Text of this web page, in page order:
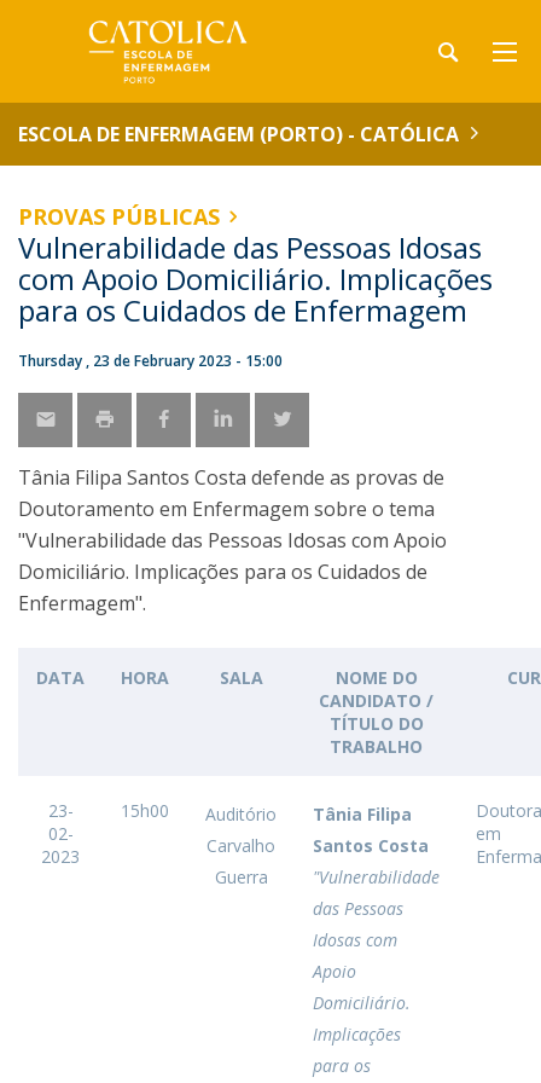
ESCOLA DE ENFERMAGEM (PORTO) - CATÓLICA
PROVAS PÚBLICAS
Vulnerabilidade das Pessoas Idosas
com Apoio Domiciliário. Implicações
para os Cuidados de Enfermagem
Thursday , 23 de February 2023 - 15:00
Tânia Filipa Santos Costa defende as provas de
Doutoramento em Enfermagem sobre o tema
"Vulnerabilidade das Pessoas Idosas com Apoio
Domiciliário. Implicações para os Cuidados de
Enfermagem".
DATA HORA SALA
NOME DO
CANDIDATO /
TÍTULO DO
TRABALHO
23-
02-
2023
15h00
Auditório
Carvalho
Guerra
Tânia Filipa
Santos Costa
"Vulnerabilidade
das Pessoas
Idosas com
Apoio
Domiciliário.
Implicações
para os
em